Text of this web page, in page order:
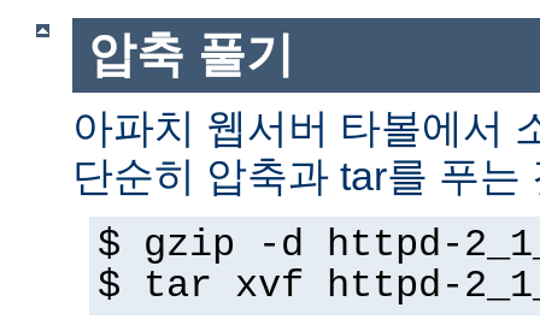
압축 풀기
아파치 웹서버 타볼에서
단순히 압축과 tar를 푸는
$ gzip -d httpd-
$ tar xvf httpd-